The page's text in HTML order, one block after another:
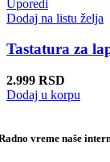
Uporedi
Dodaj na listu želja
Tastatura za
2.999 RSD
Dodaj u korpu
vreme naše